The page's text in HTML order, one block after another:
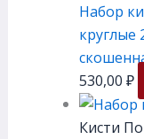
Набор
круглые
530,00 ₽
Кисти